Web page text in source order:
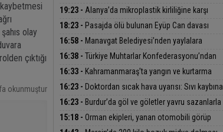
olay
çıktığı
okunmuştur
19:23 - Alanya’da mikroplastik kirliliğine karşı
mücadelenin startı verildi
18:23 - Pasajda ölü bulunan Eyüp Can davası
sürüyor
16:58 - Manavgat Belediyesi’nden yaylalara
kütüphane desteği
16:38 - Türkiye Muhtarlar Konfederasyonu’ndan
Başkan Başdeğirmen’e ‘Yılın En Başarılı Belediye
Başkanı’ ödülü
16:33 - Kahramanmaraş’ta yangın ve kurtarma
tatbikatı
16:23 - Doktordan sıcak hava uyarısı: Sıvı kaybına
dikkat
16:23 - Burdur’da göl ve göletler yavru sazanlarla
buluştu
15:18 - Orman ekipleri, yanan otomobili görüp